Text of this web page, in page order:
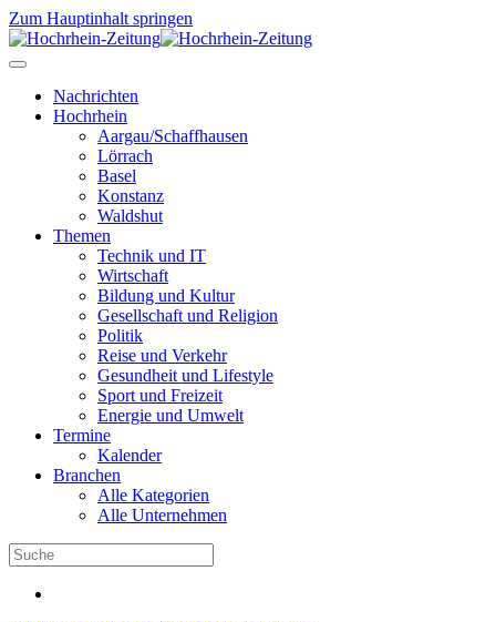
Zum Hauptinhalt springen
Nachrichten
Hochrhein
Aargau/Schaffhausen
Lörrach
Basel
Konstanz
Waldshut
Themen
Technik und IT
Wirtschaft
Bildung und Kultur
Gesellschaft und Religion
Politik
Reise und Verkehr
Gesundheit und Lifestyle
Sport und Freizeit
Energie und Umwelt
Termine
Kalender
Branchen
Alle Kategorien
Alle Unternehmen